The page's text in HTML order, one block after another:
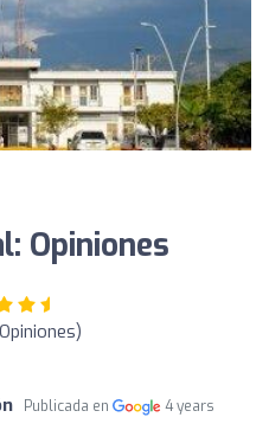
Opiniones
Publicada en
4 years